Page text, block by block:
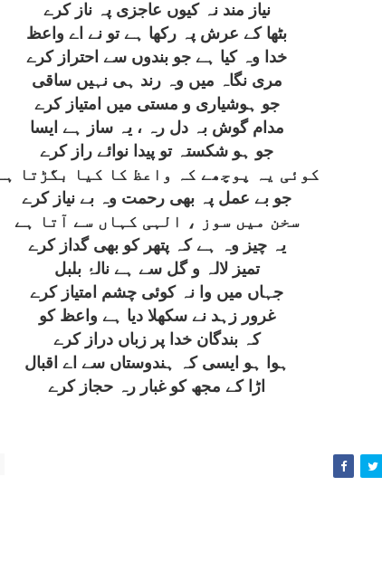
نياز مند نہ کيوں عاجزی پہ ناز کرے
بٹھا کے عرش پہ رکھا ہے تو نے اے واعظ
خدا وہ کيا ہے جو بندوں سے احتراز کرے
مری نگاہ ميں وہ رند ہی نہيں ساقی
جو ہوشياری و مستی ميں امتياز کرے
مدام گوش بہ دل رہ ، يہ ساز ہے ايسا
جو ہو شکستہ تو پيدا نوائے راز کرے
کوئی يہ پوچھے کہ واعظ کا کيا بگڑتا
جو بے عمل پہ بھی رحمت وہ بے نياز کرے
سخن ميں سوز ، الہی کہاں سے آتا ہے
يہ چيز وہ ہے کہ پتھر کو بھی گداز کرے
تميز لالہ و گل سے ہے نالۂ بلبل
جہاں ميں وا نہ کوئی چشم امتياز کرے
غرور زہد نے سکھلا ديا ہے واعظ کو
کہ بندگان خدا پر زباں دراز کرے
ہوا ہو ايسی کہ ہندوستاں سے اے اقبال
اڑا کے مجھ کو غبار رہ حجاز کرے